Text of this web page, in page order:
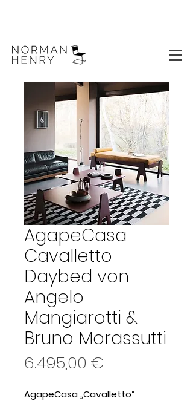
AgapeCasa
Cavalletto
Daybed von
Angelo
Mangiarotti &
Bruno Morassutti
6.495,00 €
AgapeCasa „Cavalletto“